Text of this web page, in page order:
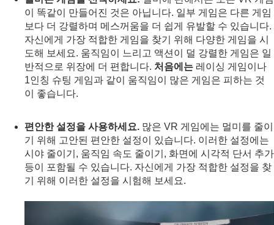
이 똑같이 만들어진 것은 아닙니다. 일부 게임은 다른 게임
보다 더 강렬하며 메스꺼움을 더 쉽게 유발할 수 있습니다.
자신에게 가장 적합한 게임을 찾기 위해 다양한 게임을 시
도해 보세요. 움직임이 느리고 액션이 덜 강렬한 게임은 일
반적으로 위장에 더 편합니다. 처음에는 레이싱 게임이나
1인칭 슈팅 게임과 같이 움직임이 많은 게임은 피하는 것
이 좋습니다.
편안한 설정을 사용하세요. 많은 VR 게임에는 멀미를 줄이
기 위해 고안된 편안한 설정이 있습니다. 이러한 설정에는
시야 줄이기, 움직임 속도 줄이기, 화면에 시각적 단서 추가
등이 포함될 수 있습니다. 자신에게 가장 적합한 설정을 찾
기 위해 이러한 설정을 시험해 보세요.